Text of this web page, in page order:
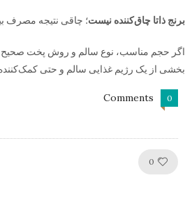
برنج ذاتا چاق‌کننده نیست؛ چاقی نتیجه مصرف
اگر حجم مناسب، نوع سالم و روش پخت صحیح
بخشی از یک رژیم غذایی سالم و حتی
0
Comments
0